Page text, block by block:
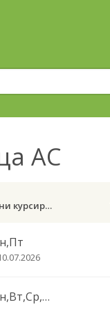
АС
Дни курсирования
Пн,Вт,Ср,Чт,Пт,Сб